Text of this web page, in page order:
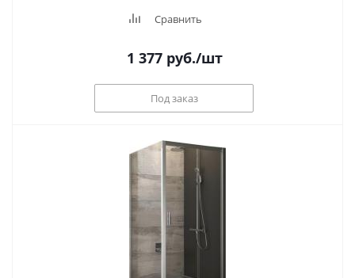
Сравнить
1 377 руб./шт
Под заказ